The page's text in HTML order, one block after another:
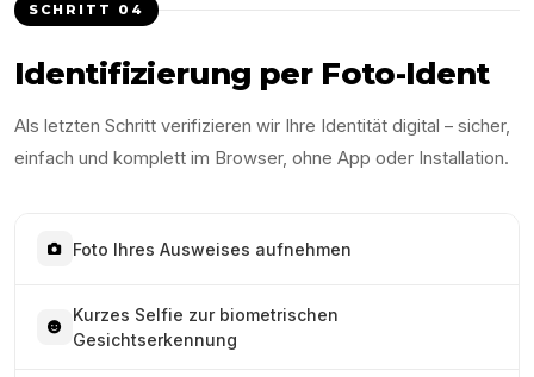
SCHRITT 04
Identifizierung per Foto-Ident
Als letzten Schritt verifizieren wir Ihre Identität digital – sicher,
einfach und komplett im Browser, ohne App oder Installation.
Foto Ihres Ausweises aufnehmen
Kurzes Selfie zur biometrischen
Gesichtserkennung